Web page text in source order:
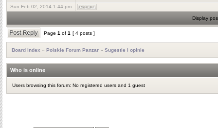
Sun Feb 02, 2014 1:44 pm
Display
Page 1 of 1 [ 4 posts ]
Board index » Polskie Forum Panzar » Sugestie i opinie
Who is online
Users browsing this forum: No registered users and 1 guest